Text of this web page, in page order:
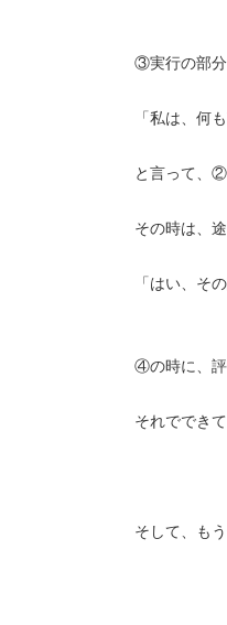
③実行の部
「私は、何
と言って、②
その時は、
「はい、そ
④の時に、評
それででき
そして、も